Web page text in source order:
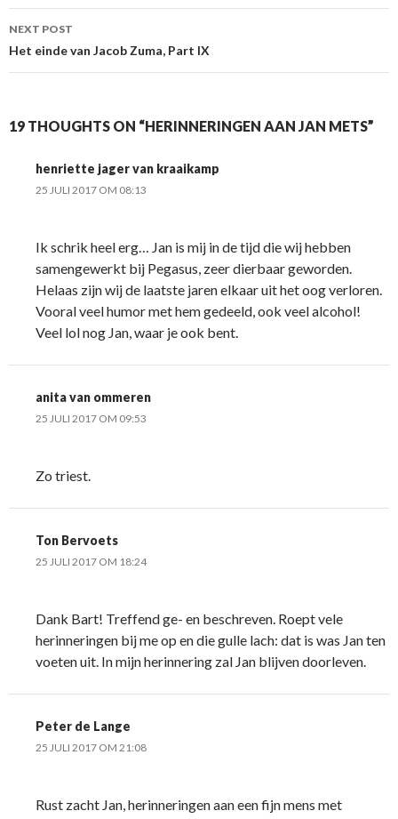
NEXT POST
Het einde van Jacob Zuma, Part IX
19 THOUGHTS ON “HERINNERINGEN AAN JAN METS”
henriette jager van kraaikamp
25 JULI 2017 OM 08:13
Ik schrik heel erg… Jan is mij in de tijd die wij hebben
samengewerkt bij Pegasus, zeer dierbaar geworden.
Helaas zijn wij de laatste jaren elkaar uit het oog verloren.
Vooral veel humor met hem gedeeld, ook veel alcohol!
Veel lol nog Jan, waar je ook bent.
anita van ommeren
25 JULI 2017 OM 09:53
Zo triest.
Ton Bervoets
25 JULI 2017 OM 18:24
Dank Bart! Treffend ge- en beschreven. Roept vele
herinneringen bij me op en die gulle lach: dat is was Jan ten
voeten uit. In mijn herinnering zal Jan blijven doorleven.
Peter de Lange
25 JULI 2017 OM 21:08
Rust zacht Jan, herinneringen aan een fijn mens met